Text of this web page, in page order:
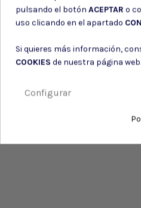
pulsando el botón ACEPTAR o
uso clicando en el apartado
Si quieres más información,
COOKIES de nuestra página web.
Configurar